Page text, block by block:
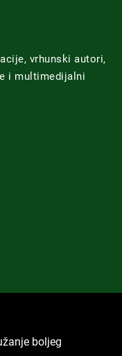
vrhunski autori,
i multimedijalni
boljeg